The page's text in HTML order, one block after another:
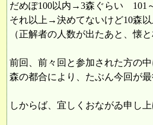
だめぽ100以内→3森ぐらい 101
それ以上→決めてないけど10森
（正解者の人数が出たあと、懐
前回、前々回と参加された方の
森の都合により、たぶん今回が
しからば、宜しくおながゐ申し